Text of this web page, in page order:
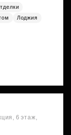
Лоджия
6 этаж,